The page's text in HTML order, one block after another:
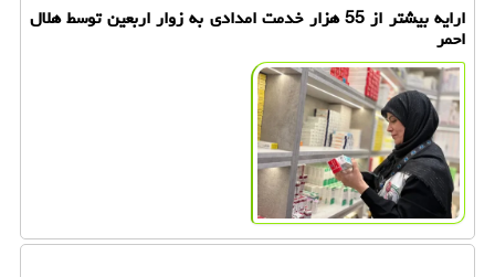
ارایه بیشتر از 55 هزار خدمت امدادی به زوار اربعین توسط هلال
احمر